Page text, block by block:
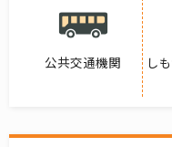
公共交通機関
し